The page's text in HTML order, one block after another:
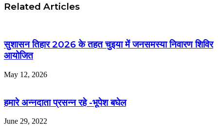
Related Articles
सुशासन तिहार 2026 के तहत चुइया में जनसमस्या निवारण शिविर
आयोजित
May 12, 2026
हमारे अन्नदाता प्रसन्न रहे -भूपेश बघेल
June 29, 2022